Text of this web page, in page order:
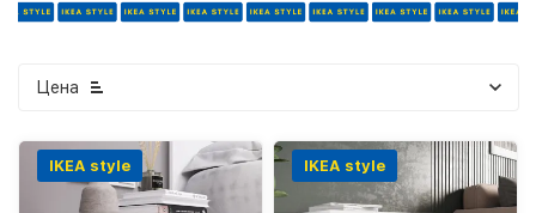
Цена
IKEA style IKEA style